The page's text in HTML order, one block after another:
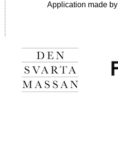
Application made by